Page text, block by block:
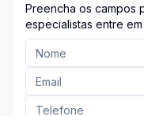
Preencha os campos
especialistas entre